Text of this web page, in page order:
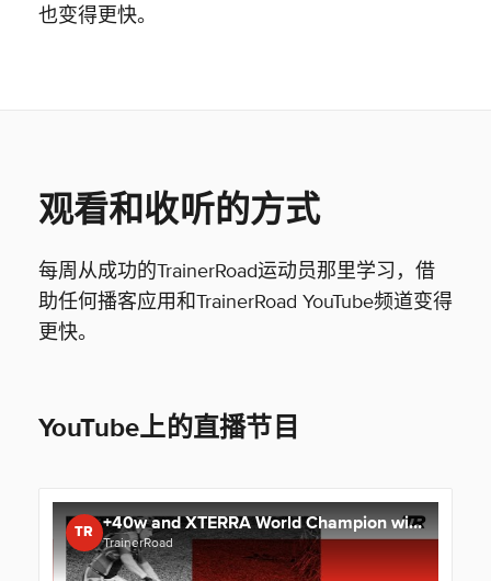
也变得更快。
观看和收听的方式
每周从成功的TrainerRoad运动员那里学习，借
助任何播客应用和TrainerRoad YouTube频道变得
更快。
YouTube上的直播节目
TR +40w and XTERRA World Champion with Teresa Harrison - Successful Athletes Podcast Episode 69
TrainerRoad